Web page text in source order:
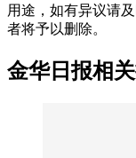
用途，如有异议请
者将予以删除。
金华日报相